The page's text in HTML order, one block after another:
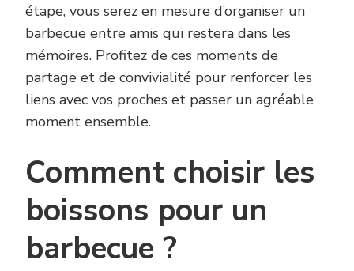
étape, vous serez en mesure d’organiser un
barbecue entre amis qui restera dans les
mémoires. Profitez de ces moments de
partage et de convivialité pour renforcer les
liens avec vos proches et passer un agréable
moment ensemble.
Comment choisir les
boissons pour un
barbecue ?